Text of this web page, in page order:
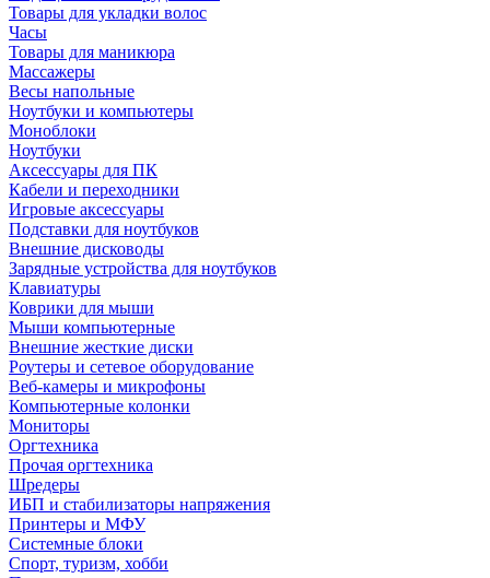
Товары для укладки волос
Часы
Товары для маникюра
Массажеры
Весы напольные
Ноутбуки и компьютеры
Моноблоки
Ноутбуки
Аксессуары для ПК
Кабели и переходники
Игровые аксессуары
Подставки для ноутбуков
Внешние дисководы
Зарядные устройства для ноутбуков
Клавиатуры
Коврики для мыши
Мыши компьютерные
Внешние жесткие диски
Роутеры и сетевое оборудование
Веб-камеры и микрофоны
Компьютерные колонки
Мониторы
Оргтехника
Прочая оргтехника
Шредеры
ИБП и стабилизаторы напряжения
Принтеры и МФУ
Системные блоки
Спорт, туризм, хобби